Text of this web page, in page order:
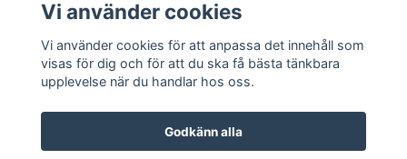
Vi använder cookies
Vi använder cookies för att anpassa det innehåll som
visas för dig och för att du ska få bästa tänkbara
upplevelse när du handlar hos oss.
Godkänn alla